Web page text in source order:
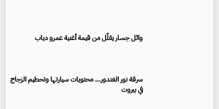
وائل جسار يقلّل من قيمة أغنية عمرو دياب
سرقة نور الغندور... محتويات سيارتها وتحطيم الزجاج
في بيروت